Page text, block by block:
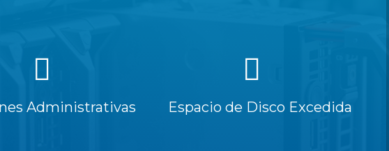
Administrativas Espacio de Disco Excedida